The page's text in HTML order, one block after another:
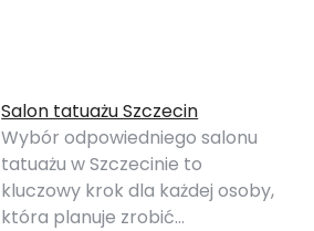
Salon tatuażu Szczecin
Wybór odpowiedniego salonu
tatuażu w Szczecinie to
kluczowy krok dla każdej osoby,
która planuje zrobić…